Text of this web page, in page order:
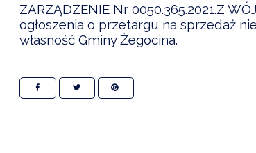
ZARZĄDZENIE Nr 0050.365.2021.Z
ogłoszenia o przetargu na sprzedaż
własność Gminy Żegocina.